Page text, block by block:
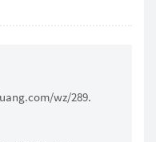
wz/289.